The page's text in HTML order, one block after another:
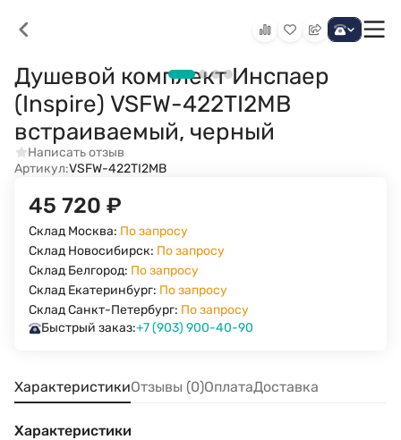
Душевой комплект Инспаер
(Inspire) VSFW-422TI2MB
встраиваемый, черный
Написать отзыв
Артикул:VSFW-422TI2MB
45 720 ₽
Склад Москва: По запросу
Склад Новосибирск: По запросу
Склад Белгород: По запросу
Склад Екатеринбург: По запросу
Склад Санкт-Петербург: По запросу
Быстрый заказ:+7 (903) 900-40-90
ХарактеристикиОтзывы (0)ОплатаДоставка
Характеристики